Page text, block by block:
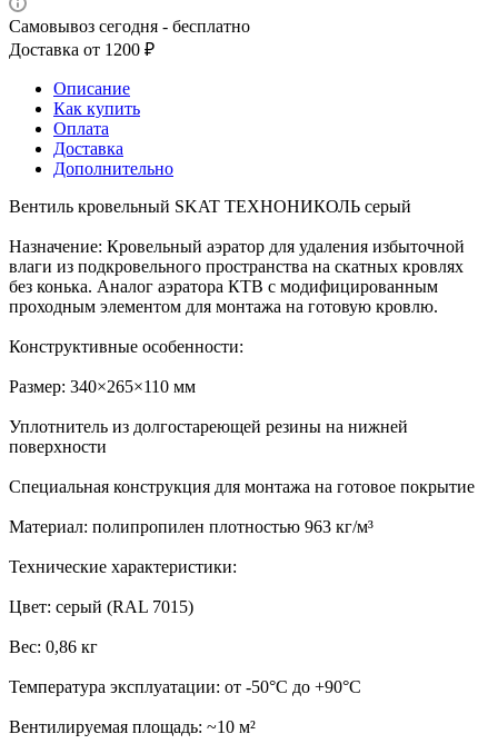
Самовывоз сегодня - бесплатно
Доставка от 1200 ₽
Описание
Как купить
Оплата
Доставка
Дополнительно
Вентиль кровельный SKAT ТЕХНОНИКОЛЬ серый
Назначение: Кровельный аэратор для удаления избыточной
влаги из подкровельного пространства на скатных кровлях
без конька. Аналог аэратора КТВ с модифицированным
проходным элементом для монтажа на готовую кровлю.
Конструктивные особенности:
Размер: 340×265×110 мм
Уплотнитель из долгостареющей резины на нижней
поверхности
Специальная конструкция для монтажа на готовое покрытие
Материал: полипропилен плотностью 963 кг/м³
Технические характеристики:
Цвет: серый (RAL 7015)
Вес: 0,86 кг
Температура эксплуатации: от -50°C до +90°C
Вентилируемая площадь: ~10 м²